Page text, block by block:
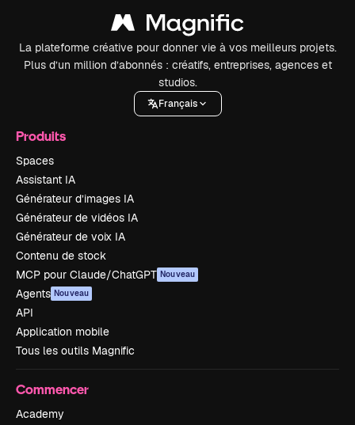
La plateforme créative pour donner vie à vos meilleurs projets.
Plus d’un million d’abonnés : créatifs, entreprises, agences et
studios.
Français
Produits
Spaces
Assistant IA
Générateur d’images IA
Générateur de vidéos IA
Générateur de voix IA
Contenu de stock
MCP pour Claude/ChatGPT Nouveau
Agents Nouveau
API
Application mobile
Tous les outils Magnific
Commencer
Academy